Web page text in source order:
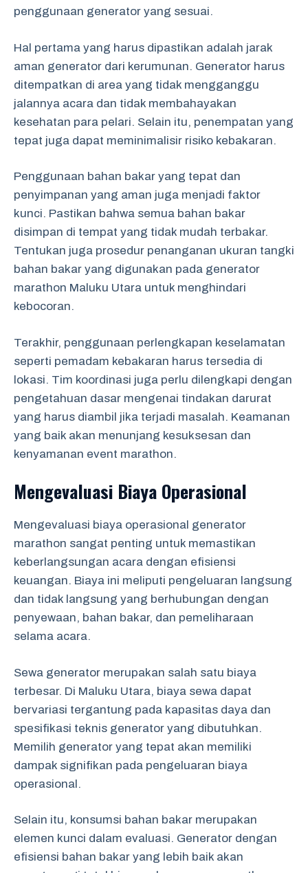
penggunaan generator yang sesuai.
Hal pertama yang harus dipastikan adalah jarak
aman generator dari kerumunan. Generator harus
ditempatkan di area yang tidak mengganggu
jalannya acara dan tidak membahayakan
kesehatan para pelari. Selain itu, penempatan yang
tepat juga dapat meminimalisir risiko kebakaran.
Penggunaan bahan bakar yang tepat dan
penyimpanan yang aman juga menjadi faktor
kunci. Pastikan bahwa semua bahan bakar
disimpan di tempat yang tidak mudah terbakar.
Tentukan juga prosedur penanganan ukuran tangki
bahan bakar yang digunakan pada generator
marathon Maluku Utara untuk menghindari
kebocoran.
Terakhir, penggunaan perlengkapan keselamatan
seperti pemadam kebakaran harus tersedia di
lokasi. Tim koordinasi juga perlu dilengkapi dengan
pengetahuan dasar mengenai tindakan darurat
yang harus diambil jika terjadi masalah. Keamanan
yang baik akan menunjang kesuksesan dan
kenyamanan event marathon.
Mengevaluasi Biaya Operasional
Mengevaluasi biaya operasional generator
marathon sangat penting untuk memastikan
keberlangsungan acara dengan efisiensi
keuangan. Biaya ini meliputi pengeluaran langsung
dan tidak langsung yang berhubungan dengan
penyewaan, bahan bakar, dan pemeliharaan
selama acara.
Sewa generator merupakan salah satu biaya
terbesar. Di Maluku Utara, biaya sewa dapat
bervariasi tergantung pada kapasitas daya dan
spesifikasi teknis generator yang dibutuhkan.
Memilih generator yang tepat akan memiliki
dampak signifikan pada pengeluaran biaya
operasional.
Selain itu, konsumsi bahan bakar merupakan
elemen kunci dalam evaluasi. Generator dengan
efisiensi bahan bakar yang lebih baik akan